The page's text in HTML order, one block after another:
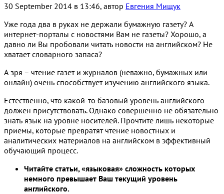
30 September 2014 в 13:46, автор Евгения Мищук
Уже года два в руках не держали бумажную газету? А
интернет-порталы с новостями Вам не газеты? Хорошо, а
давно ли Вы пробовали читать новости на английском? Не
хватает словарного запаса?
А зря – чтение газет и журналов (неважно, бумажных или
онлайн) очень способствует изучению английского языка.
Естественно, что какой-то базовый уровень английского
должен присутствовать. Однако совершенно не обязательно
знать язык на уровне носителей. Прочтите лишь некоторые
приемы, которые превратят чтение новостных и
аналитических материалов на английском в эффективный
обучающий процесс.
Читайте статьи, «языковая» сложность которых
немного превышает Ваш текущий уровень
английского.